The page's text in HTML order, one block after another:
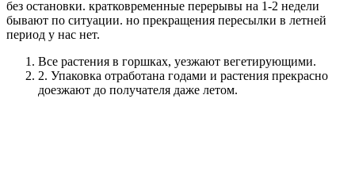
без остановки. кратковременные перерывы на 1-2 недели
бывают по ситуации. но прекращения пересылки в летней
период у нас нет.
Все растения в горшках, уезжают вегетирующими.
2. Упаковка отработана годами и растения прекрасно
доезжают до получателя даже летом.